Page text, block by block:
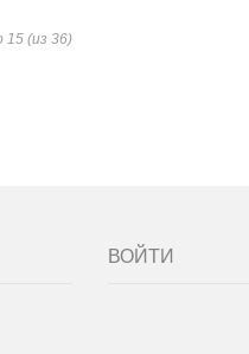
15 (из 36)
ВОЙТИ